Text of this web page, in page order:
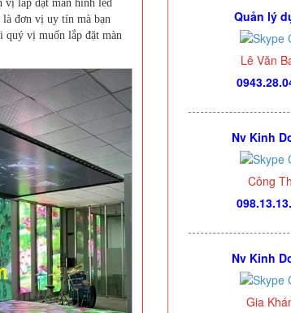
vị lắp đặt màn hình led
đơn vị uy tín mà bạn
quý vị muốn lắp đặt màn
Quản lý
Lê Văn
Nv Kinh
Công
Nv Kinh
Gia